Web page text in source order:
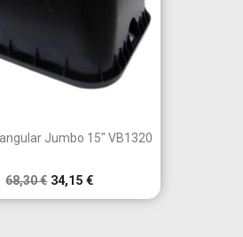
Vista rápida
Jumbo 15" VB1320
68,30 € 34,15 €